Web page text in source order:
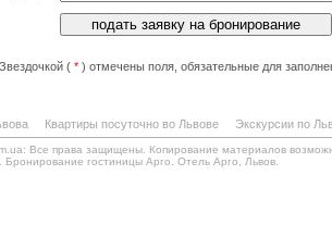
( *) отмечены поля, обязательные для
Квартиры посуточно во Львове Экскурсии по
Все права защищены. Копирование материалов
Бронирование гостиницы Арго. Отель Арго, Львов.